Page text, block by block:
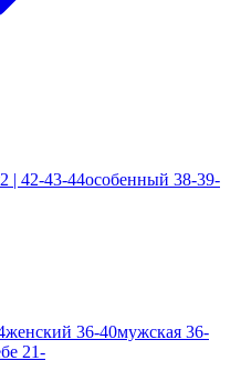
| 42-43-44особенный 38-39-
женский 36-40мужская 36-
21-